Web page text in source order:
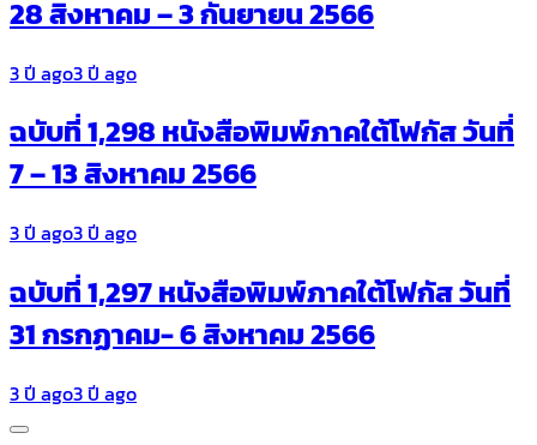
28 สิงหาคม – 3 กันยายน 2566
3 ปี ago3 ปี ago
ฉบับที่ 1,298 หนังสือพิมพ์ภาคใต้โฟกัส วันที่
7 – 13 สิงหาคม 2566
3 ปี ago3 ปี ago
ฉบับที่ 1,297 หนังสือพิมพ์ภาคใต้โฟกัส วันที่
31 กรกฏาคม- 6 สิงหาคม 2566
3 ปี ago3 ปี ago